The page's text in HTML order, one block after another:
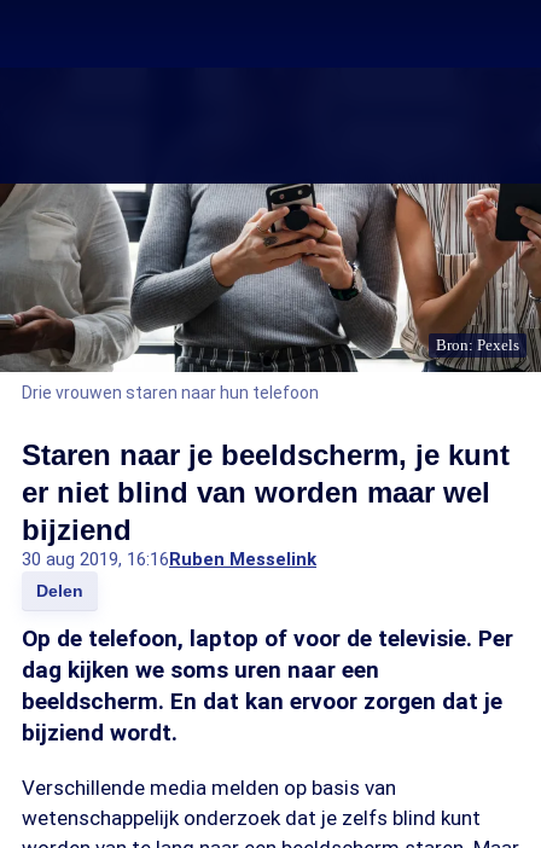
Bron: Pexels
Drie vrouwen staren naar hun telefoon
Staren naar je beeldscherm, je kunt
er niet blind van worden maar wel
bijziend
30 aug 2019, 16:16Ruben Messelink
Delen
Op de telefoon, laptop of voor de televisie. Per
dag kijken we soms uren naar een
beeldscherm. En dat kan ervoor zorgen dat je
bijziend wordt.
Verschillende media melden op basis van
wetenschappelijk onderzoek dat je zelfs blind kunt